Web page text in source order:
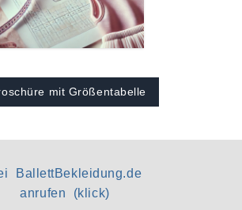
mit Größentabelle
BallettBekleidung.de
anrufen (klick)